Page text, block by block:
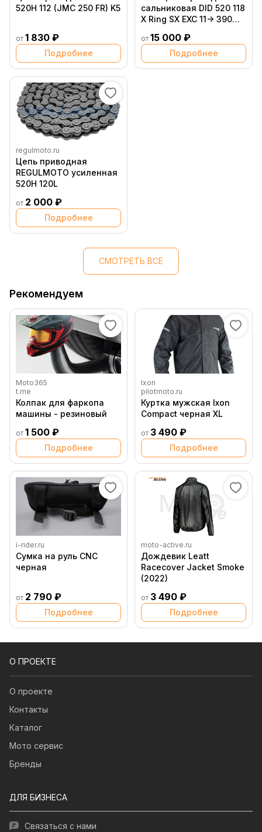
520H 112 (JMC 250 FR) K5
от 1 830 ₽
Подробнее
сальниковая DID 520 118
X Ring SX EXC 11-> 390
790 08-> ( 78010267118 /
78010167118 /
78010167118 /
от 15 000 ₽
Подробнее
regulmoto.ru
Цепь приводная
REGULMOTO усиленная
520H 120L
от 2 000 ₽
Подробнее
СМОТРЕТЬ ВСЕ
Рекомендуем
Moto365
t.me
Колпак для фаркопа
машины - резиновый
от 1 500 ₽
Подробнее
Ixon
pilotmoto.ru
Куртка мужская Ixon
Compact черная XL
от 3 490 ₽
Подробнее
i-rider.ru
Сумка на руль CNC
черная
от 2 790 ₽
Подробнее
moto-active.ru
Дождевик Leatt
Racecover Jacket Smoke
(2022)
от 3 490 ₽
Подробнее
О ПРОЕКТЕ
О проекте
Контакты
Каталог
Мото сервис
Бренды
ДЛЯ БИЗНЕСА
Связаться с нами